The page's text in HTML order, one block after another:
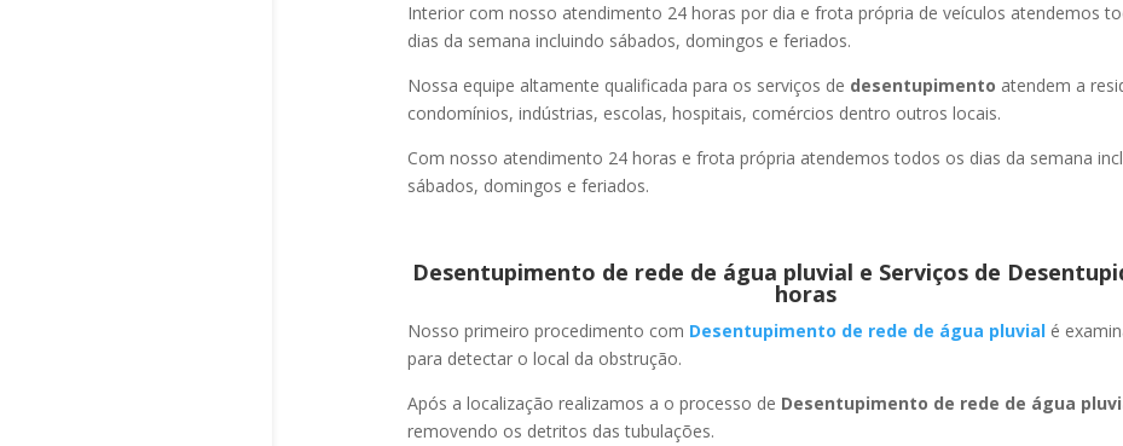
Interior com nosso atendimento 24 horas por dia e frota própria de veículos atendemos
dias da semana incluindo sábados, domingos e feriados.
Nossa equipe altamente qualificada para os serviços de desentupimento atendem a
condomínios, indústrias, escolas, hospitais, comércios dentro outros locais.
Com nosso atendimento 24 horas e frota própria atendemos todos os dias da semana
sábados, domingos e feriados.
Desentupimento de rede de água pluvial e Serviços de
horas
Nosso primeiro procedimento com Desentupimento de rede de água pluvialé
para detectar o local da obstrução.
Após a localização realizamos a o processo de Desentupimento de rede de água
removendo os detritos das tubulações.